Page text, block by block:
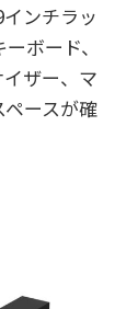
ンチラッ
ボード、
ザー、マ
ースが確